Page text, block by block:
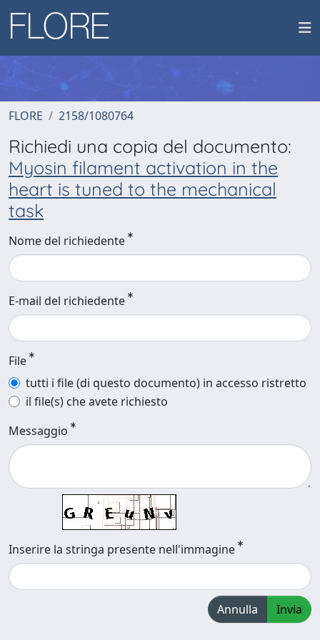
FLORE 2158/1080764
Richiedi una copia del documento:
Myosin filament activation in the
heart is tuned to the mechanical
task
Nome del richiedente
E-mail del richiedente
File
tutti i file (di questo documento) in accesso ristretto
il file(s) che avete richiesto
Messaggio
Inserire la stringa presente nell'immagine
Annulla Invia